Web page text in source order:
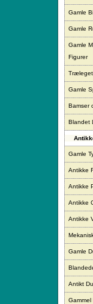
Gamle
Gamle
Gamle
Figurer
Gamle
Bamser
Blandet
Gamle
Antikke
Antikke
Antikke
Antikke
Gamle
Antikt
Gammel